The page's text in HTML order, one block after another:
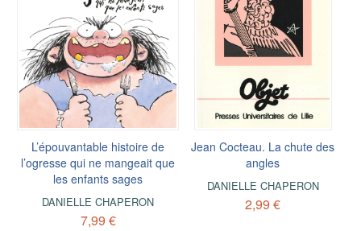
L’épouvantable histoire de
l’ogresse qui ne mangeait que
les enfants sages
DANIELLE CHAPERON
7,99 €
Jean Cocteau. La chute des
angles
DANIELLE CHAPERON
2,99 €